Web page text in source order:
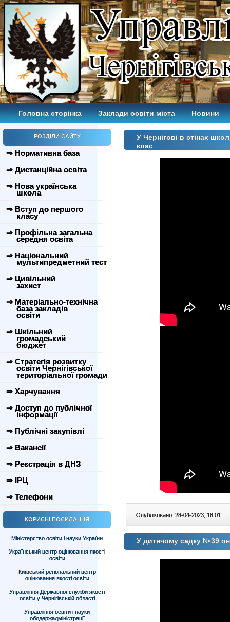
Головна сторінка Заклади освіти міста Новини
РОЗДІЛИ САЙТУ
⇒ Нормативна база
⇒ Дистанційна освіта
⇒ Нова українська
школа
⇒ Вступ до першого
класу
⇒ Профільна загальна
середня освіта
⇒ Національний
мультипредметний тест
⇒ Цивільний
захист
⇒ Матеріально-технічна
база закладів
освіти
⇒ Шкільний
громадський
бюджет
⇒ Стратегія розвитку
освіти Чернігівської
територіальної громади
⇒ Харчування
⇒ Доступ до публічної
інформації
⇒ Публічні закупівлі
⇒ Вакансії
⇒ Реєстрація в ДНЗ
⇒ ІРЦ
⇒ Телефони
КОРИСНІ ПОСИЛАННЯ
Міністерство освіти і науки України
Український центр оцінювання якості
освіти
Київський регіональний центр
оцінювання якості освіти
Управління Державної служби якості
освіти у Чернігівській області
Управління освіти і науки
облдержадміністрації
У Чернігові в стінах
клас
Опубліковано: 28-04-2023, 18:01 |
У дитячому садку №39